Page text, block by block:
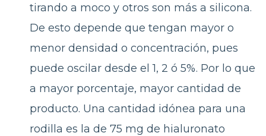
tirando a moco y otros son más a silicona.
De esto depende que tengan mayor o
menor densidad o concentración, pues
puede oscilar desde el 1, 2 ó 5%. Por lo que
a mayor porcentaje, mayor cantidad de
producto. Una cantidad idónea para una
rodilla es la de 75 mg de hialuronato